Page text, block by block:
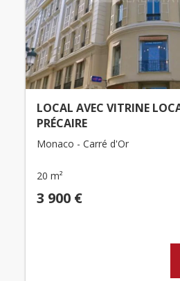
LOCAL AVEC VITRINE
PRÉCAIRE
Monaco - Carré d'Or
20 m²
3 900 €